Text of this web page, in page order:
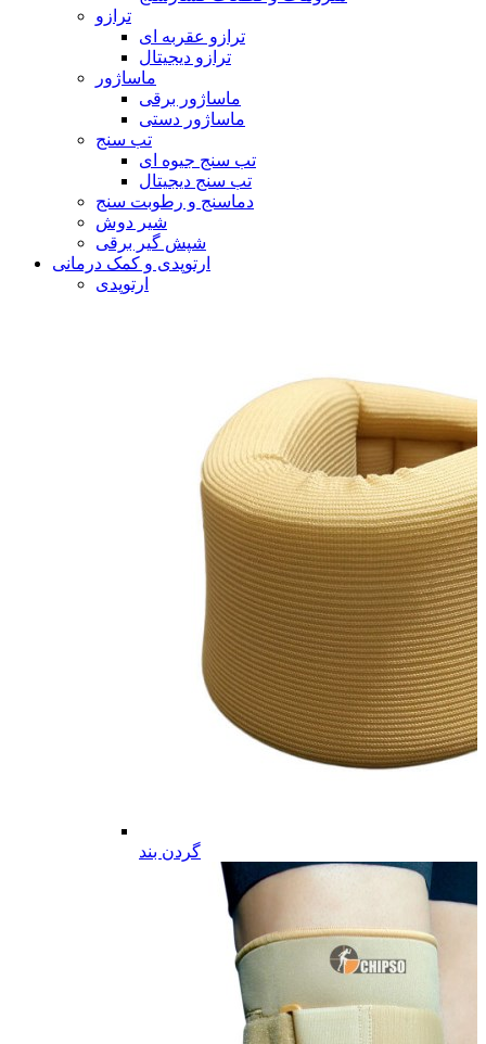
ترازو
ترازو عقربه ای
ترازو دیجیتال
ماساژور
ماساژور برقی
ماساژور دستی
تب سنج
تب سنج جیوه ای
تب سنج دیجیتال
دماسنج و رطوبت سنج
شیر دوش
شپش گیر برقی
ارتوپدی و کمک درمانی
ارتوپدی
گردن بند